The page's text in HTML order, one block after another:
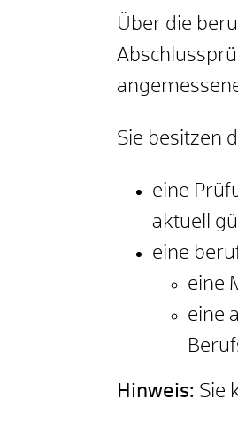
Über die
Sie besitzen
eine
aktuell
eine
eine
eine
Hinweis: Sie